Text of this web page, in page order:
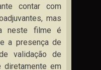
contar com
mas
neste filme é
a presença de
validação de
diretamente em